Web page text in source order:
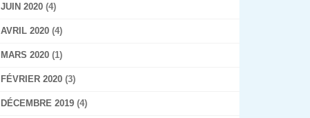
JUIN 2020 (4)
AVRIL 2020 (4)
MARS 2020 (1)
FÉVRIER 2020 (3)
DÉCEMBRE 2019 (4)